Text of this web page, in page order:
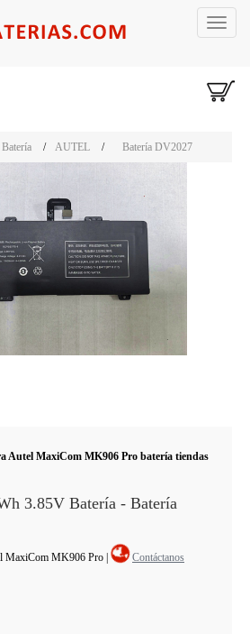
Toggle
Batería / AUTEL / Batería DV2027
Autel MaxiCom MK906 Pro batería tiendas
3.85V Batería - Batería
MaxiCom MK906 Pro Contáctanos